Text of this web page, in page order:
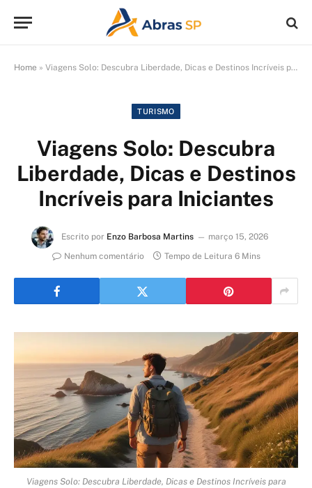
Home » Viagens Solo: Descubra Liberdade, Dicas e Destinos Incríveis para Iniciantes
TURISMO
Viagens Solo: Descubra
Liberdade, Dicas e Destinos
Incríveis para Iniciantes
Escrito por Enzo Barbosa Martins
março 15, 2026
Nenhum comentário
Tempo de Leitura 6 Mins
Viagens Solo: Descubra Liberdade, Dicas e Destinos Incríveis para